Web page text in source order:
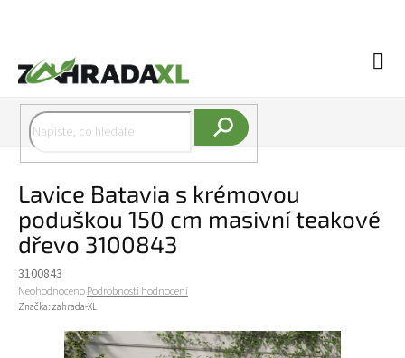
Lavice Batavia s krémovou
poduškou 150 cm masivní teakové
dřevo 3100843
3100843
Průměrné hodnocení produktu je 0,0 z 5 hvězdiček.
NeohodnocenoPodrobnosti hodnocení
Značka: zahrada-XL